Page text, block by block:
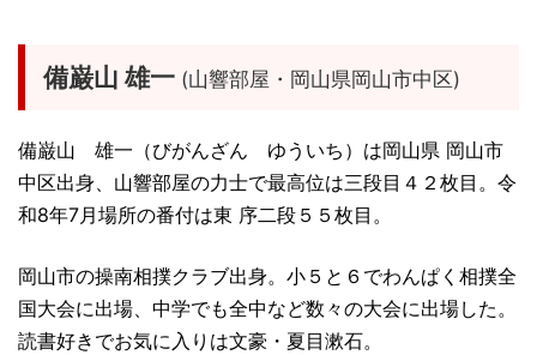
備巌山 雄一 (山響部屋・岡山県岡山市中区)
備巌山 雄一（びがんざん ゆういち）は岡山県 岡山市
中区出身、山響部屋の力士で最高位は三段目４２枚目。令
和8年7月場所の番付は東 序二段５５枚目。
岡山市の操南相撲クラブ出身。小５と６でわんぱく相撲全
国大会に出場、中学でも全中など数々の大会に出場した。
読書好きでお気に入りは文豪・夏目漱石。